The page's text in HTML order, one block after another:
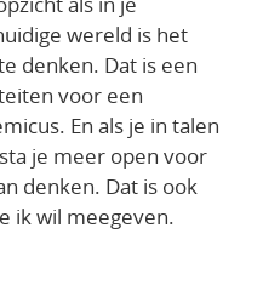
wereld is het
denken. Dat is een
voor een
En als je in talen
je meer open voor
denken. Dat is ook
ik wil meegeven.